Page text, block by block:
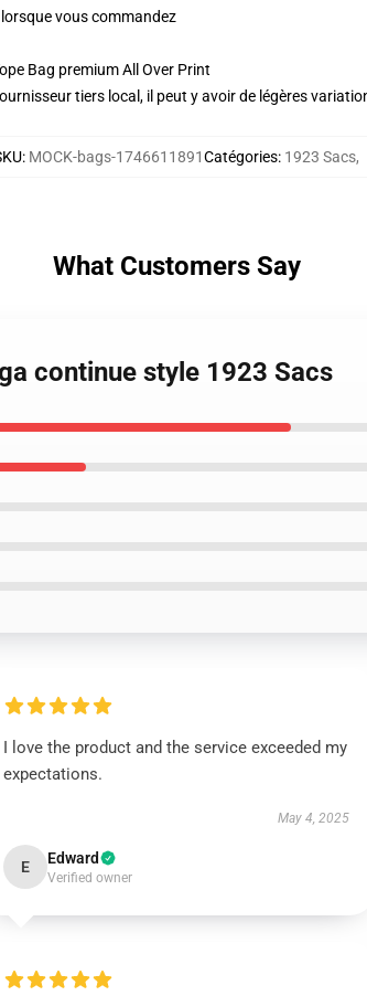
vous commandez
Bag premium All Over Print
tiers local, il peut y avoir de légères
: MOCK-bags-1746611891Catégories: 1923 Sacs,
What Customers Say
continue style 1923 Sacs
I love the product and the service exceeded my
expectations.
May 4, 2025
E Edward
Verified owner